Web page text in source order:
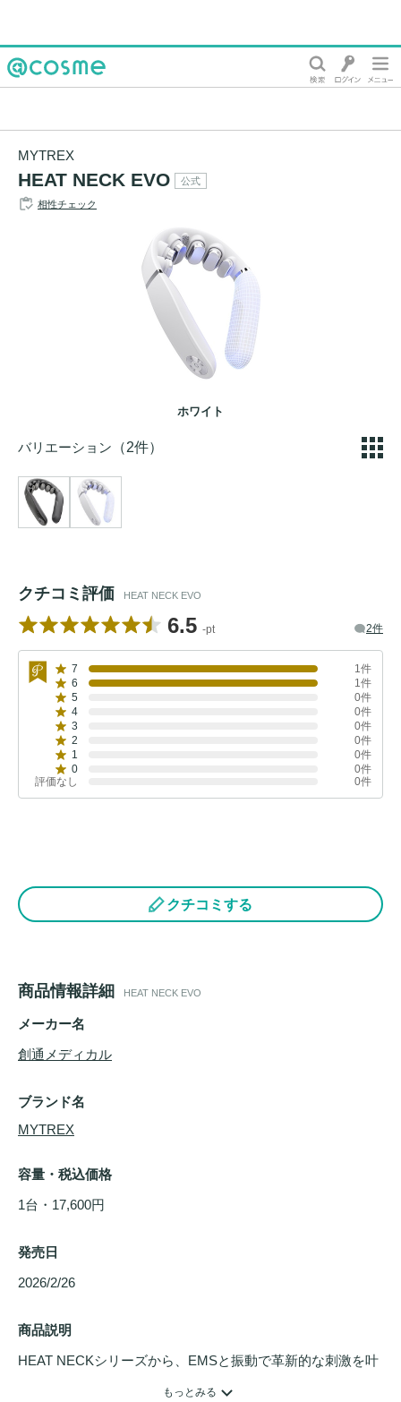
MYTREX
HEAT NECK EVO 公式
相性チェック
ホワイト
バリエーション （2件）
クチコミ評価 HEAT NECK EVO
6.5 -pt 2件
7
1件
6
1件
5
0件
4
0件
3
0件
2
0件
1
0件
0
0件
評価なし
0件
クチコミする
商品情報詳細 HEAT NECK EVO
メーカー名
創通メディカル
ブランド名
MYTREX
容量・税込価格
1台・17,600円
発売日
2026/2/26
商品説明
HEAT NECKシリーズから、EMSと振動で革新的な刺激を叶
もっとみる